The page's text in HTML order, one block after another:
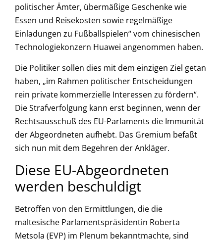
politischer Ämter, übermäßige Geschenke wie
Essen und Reisekosten sowie regelmäßige
Einladungen zu Fußballspielen“ vom chinesischen
Technologiekonzern Huawei angenommen haben.
Die Politiker sollen dies mit dem einzigen Ziel getan
haben, „im Rahmen politischer Entscheidungen
rein private kommerzielle Interessen zu fördern“.
Die Strafverfolgung kann erst beginnen, wenn der
Rechtsausschuß des EU-Parlaments die Immunität
der Abgeordneten aufhebt. Das Gremium befaßt
sich nun mit dem Begehren der Ankläger.
Diese EU-Abgeordneten
werden beschuldigt
Betroffen von den Ermittlungen, die die
maltesische Parlamentspräsidentin Roberta
Metsola (EVP) im Plenum bekanntmachte, sind